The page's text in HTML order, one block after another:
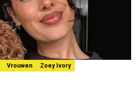
Vrouwen Zoey Ivory